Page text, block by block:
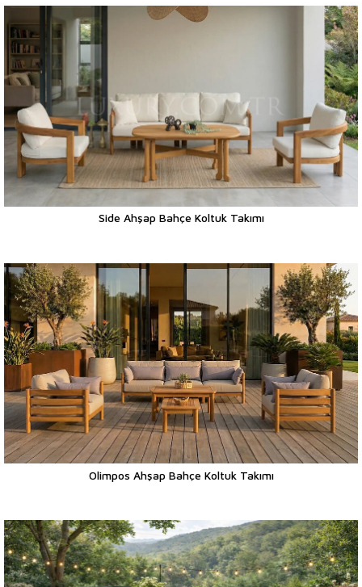
Side Ahşap Bahçe Koltuk Takımı
Olimpos Ahşap Bahçe Koltuk Takımı